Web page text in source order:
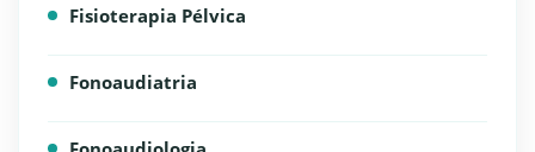
Fisioterapia Pélvica
Fonoaudiatria